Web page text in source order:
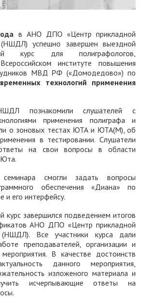
в АНО ДПО «Центр прикладной
(НШДЛ) успешно завершен выездной
курс для полиграфологов,
институте повышения
МВД РФ («Домодедово») по
технологий применения
познакомили слушателей с
применения полиграфа и
о зоновых тестах ЮТА и ЮТА(М), об
в тестировании. Слушатели
на свои вопросы в области
Юта.
смогли задать вопросы
обеспечения «Диана» по
и его интерфейсу.
курс завершился подведением итогов
АНО ДПО «Центр прикладной
(НШДЛ). Все участники курса дали
преподавателей, организации и
В качестве достоинств
данного мероприятия,
изложеного материала и
исчерпывающие ответы на